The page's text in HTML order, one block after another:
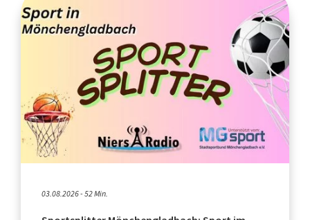
03.08.2026 - 52 Min.